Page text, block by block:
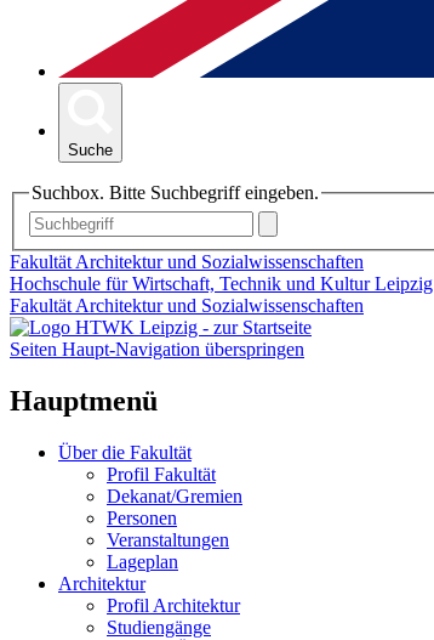
Suche
Suchbox. Bitte Suchbegriff eingeben.
Fakultät Architektur und Sozialwissenschaften
Hochschule für Wirtschaft, Technik und Kultur Leipzig
Fakultät Architektur und Sozialwissenschaften
Seiten Haupt-Navigation überspringen
Hauptmenü
Über die Fakultät
Profil Fakultät
Dekanat/Gremien
Personen
Veranstaltungen
Lageplan
Architektur
Profil Architektur
Studiengänge